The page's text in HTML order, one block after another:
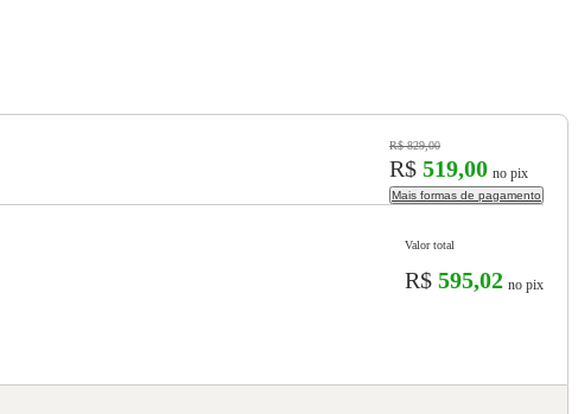
R$ 829,00
R$ 519,00 no pix
Mais formas de pagamento
Valor total
R$ 595,02 no pix